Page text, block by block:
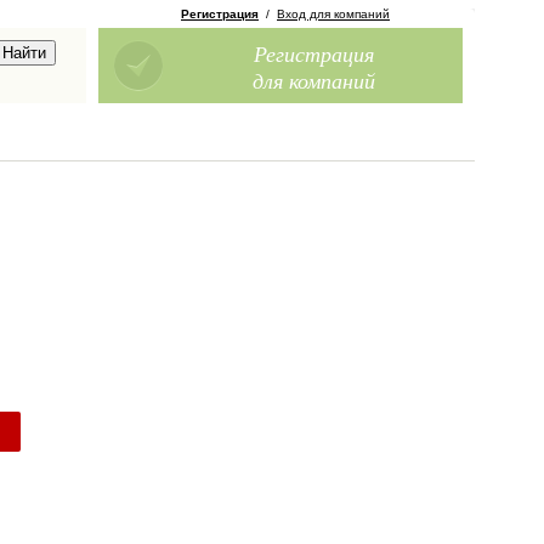
Регистрация / Вход для компаний
Регистрация
для компаний